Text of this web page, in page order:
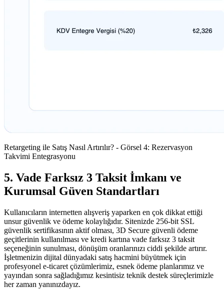
Retargeting ile Satış Nasıl Artırılır? - Görsel 4: Rezervasyon
Takvimi Entegrasyonu
5. Vade Farksız 3 Taksit İmkanı ve
Kurumsal Güven Standartları
Kullanıcıların internetten alışveriş yaparken en çok dikkat ettiği
unsur güvenlik ve ödeme kolaylığıdır. Sitenizde 256-bit SSL
güvenlik sertifikasının aktif olması, 3D Secure güvenli ödeme
geçitlerinin kullanılması ve kredi kartına vade farksız 3 taksit
seçeneğinin sunulması, dönüşüm oranlarınızı ciddi şekilde artırır.
İşletmenizin dijital dünyadaki satış hacmini büyütmek için
profesyonel e-ticaret çözümlerimiz, esnek ödeme planlarımız ve
yayından sonra sağladığımız kesintisiz teknik destek süreçlerimizle
her zaman yanınızdayız.